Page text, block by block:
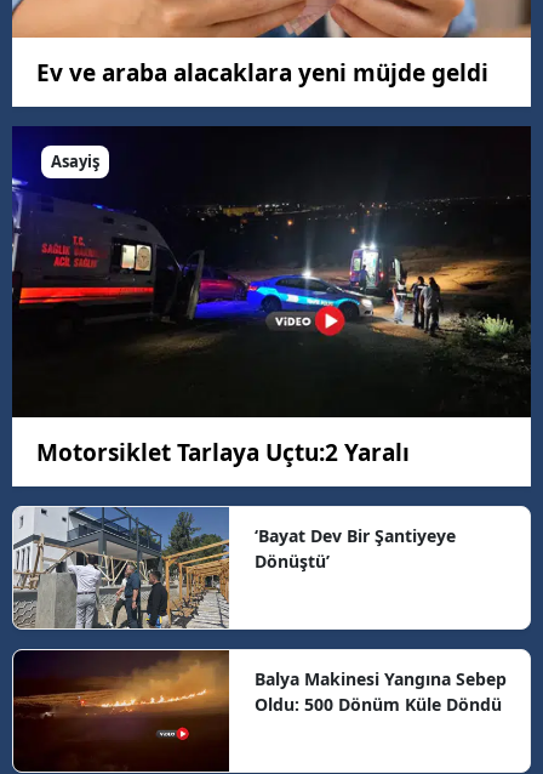
Ev ve araba alacaklara yeni müjde geldi
Asayiş
Motorsiklet Tarlaya Uçtu:2 Yaralı
‘Bayat Dev Bir Şantiyeye
Dönüştü’
Balya Makinesi Yangına Sebep
Oldu: 500 Dönüm Küle Döndü